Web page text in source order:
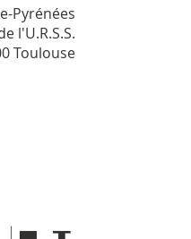
Pyrénées
l'U.R.S.S.
Toulouse